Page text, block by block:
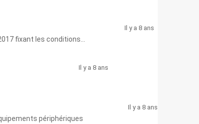
fixant les conditions...
Il y a 8 ans
Il y a 8 ans
périphériques
Il y a 8 ans